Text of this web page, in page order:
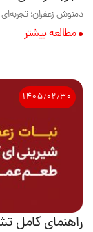
دمنوش زعفران؛
مطالعه بیشتر
۱۴۰۵٫۰۲٫۳۰
راهنمای کامل